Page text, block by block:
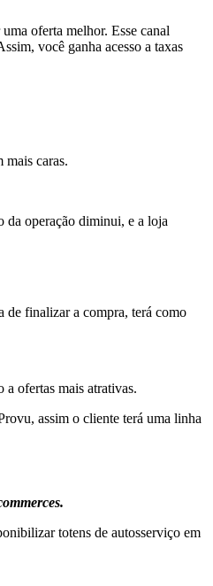
oferta melhor. Esse canal
você ganha acesso a taxas
mais caras.
da operação diminui, e a loja
finalizar a compra, terá como
ofertas mais atrativas.
assim o cliente terá uma linha
totens de autosserviço em